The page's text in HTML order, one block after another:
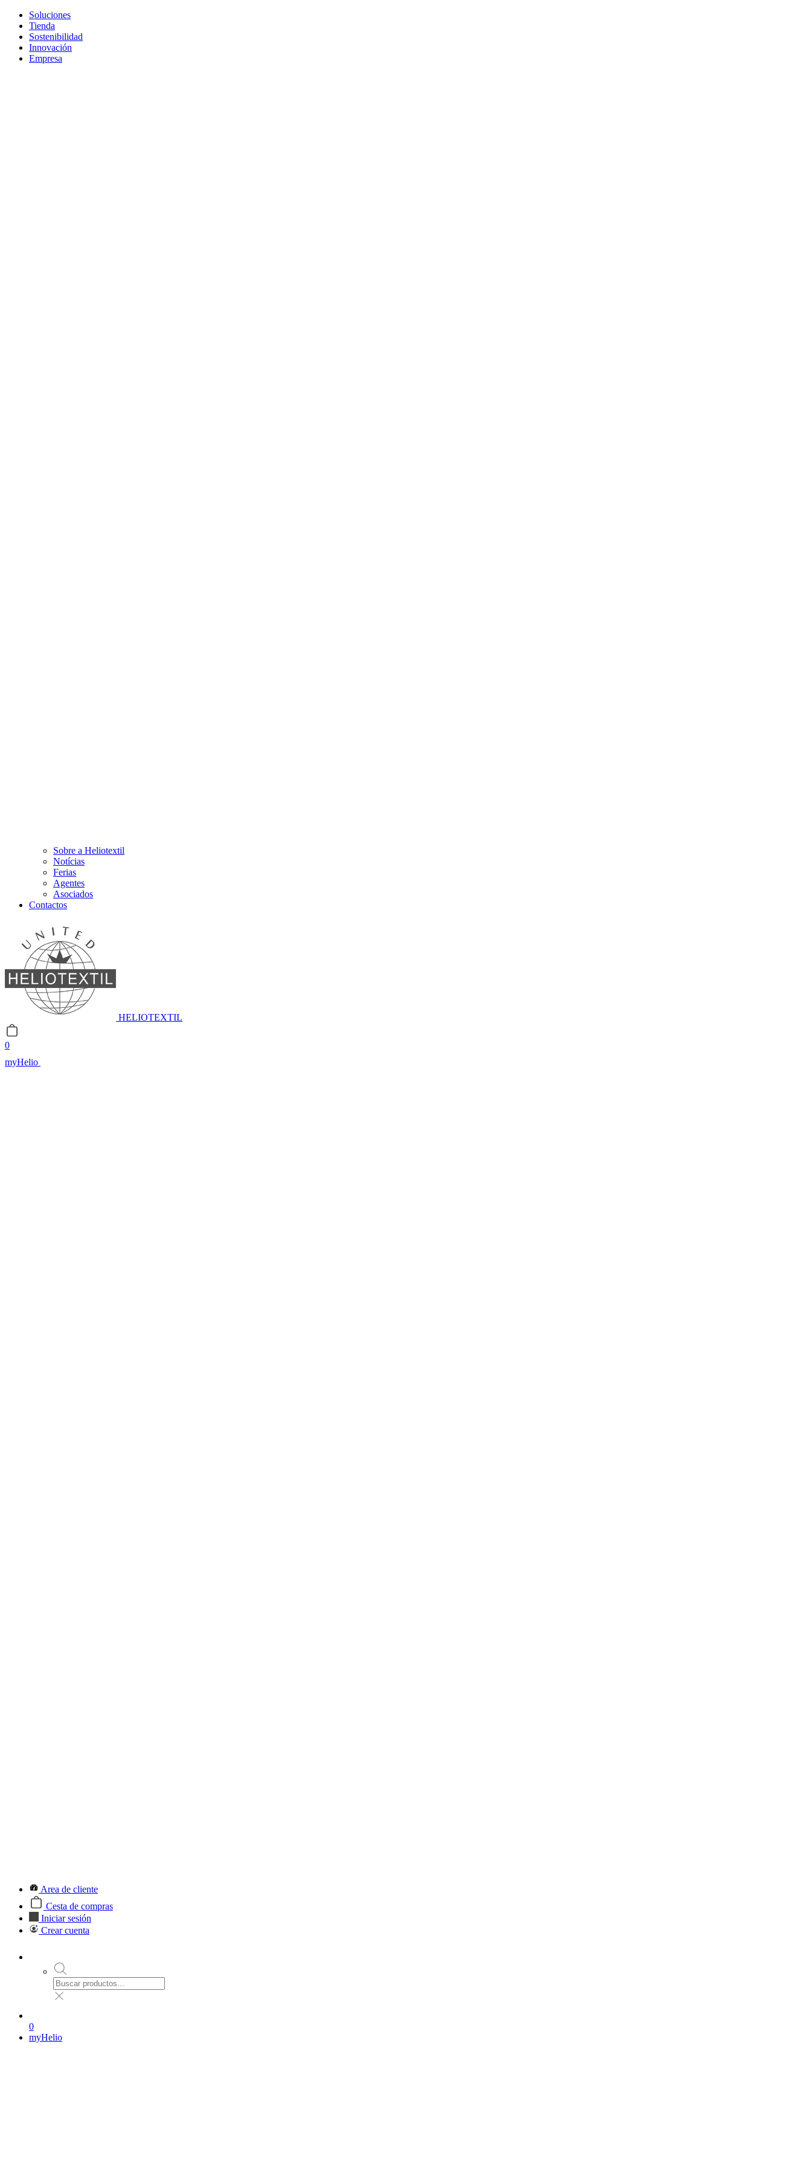
Soluciones
Tienda
Sostenibilidad
Innovación
Empresa
Sobre a Heliotextil
Notícias
Ferias
Agentes
Asociados
Contactos
HELIOTEXTIL
0
myHelio
Area de cliente
Cesta de compras
Iniciar sesión
Crear cuenta
0
myHelio